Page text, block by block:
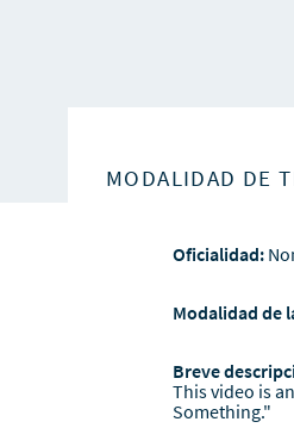
MODALIDAD DE
Oficialidad:
Modalidad de
Breve
This video is
Something."